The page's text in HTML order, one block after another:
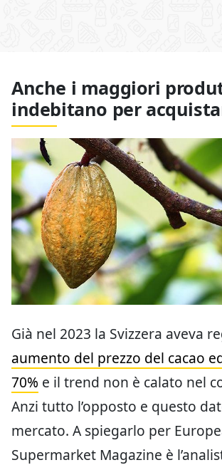
Anche i maggiori
indebitano per
Già nel 2023 la Svizzera aveva
aumento del prezzo del cacao
70% e il trend non è calato nel
Anzi tutto l’opposto e questo
mercato. A spiegarlo per
Supermarket Magazine è